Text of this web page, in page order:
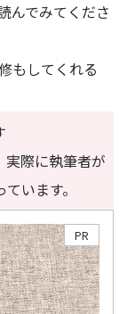
んでみてくださ
もしてくれる
際に執筆者が
います。
PR